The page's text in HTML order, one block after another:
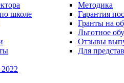
школе
Методика
Гарантия
Гранты на
Льготное
Отзывы
Для